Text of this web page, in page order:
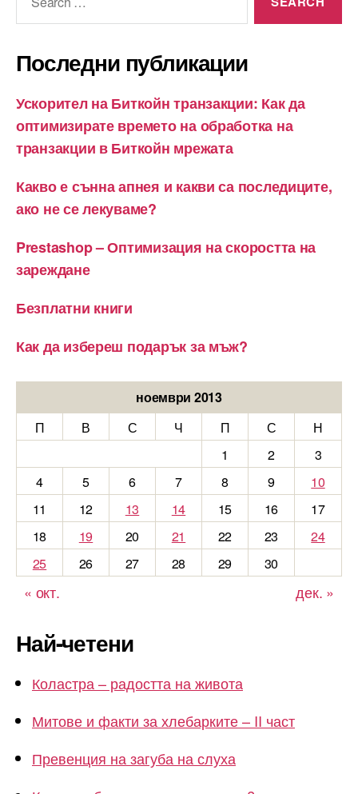
Последни публикации
Ускорител на Биткойн транзакции: Как да
оптимизирате времето на обработка на
транзакции в Биткойн мрежата
Какво е сънна апнея и какви са последиците,
ако не се лекуваме?
Prestashop – Оптимизация на скоростта на
зареждане
Безплатни книги
Как да избереш подарък за мъж?
ноември 2013
П
В С Ч П С
Н
1
2
3
4
5 6 7 8 9
10
11
12 13 14 15 16
17
18
19 20 21 22 23
24
25
26 27 28 29 30
« окт. дек. »
Най-четени
Коластра – радостта на живота
Митове и факти за хлебарките – II част
Превенция на загуба на слуха